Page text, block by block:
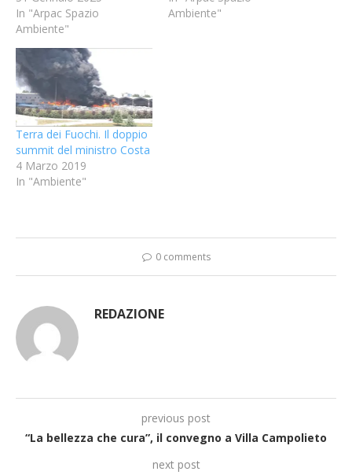
In "Arpac Spazio
Ambiente"
Ambiente"
Terra dei Fuochi. Il doppio
summit del ministro Costa
4 Marzo 2019
In "Ambiente"
0 comments
REDAZIONE
previous post
“La bellezza che cura”, il convegno a Villa Campolieto
next post